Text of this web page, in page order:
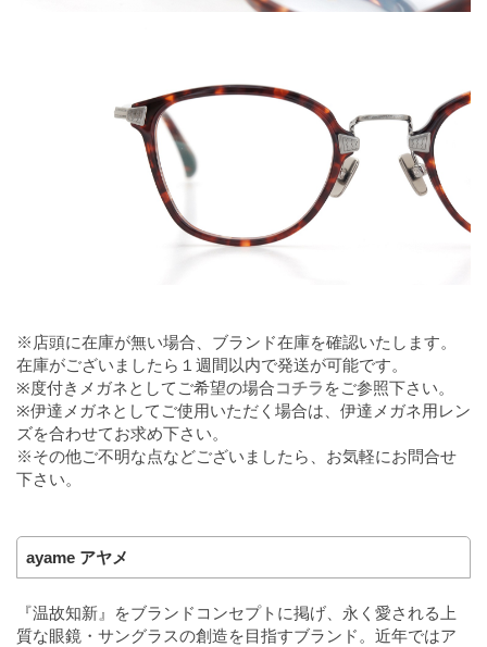
※店頭に在庫が無い場合、ブランド在庫を確認いたします。
在庫がございましたら１週間以内で発送が可能です。
※度付きメガネとしてご希望の場合コチラ をご参照下さい。
※伊達メガネとしてご使用いただく場合は、伊達メガネ用レン
ズを合わせてお求め下さい。
※その他ご不明な点などございましたら、お気軽にお問合せ
下さい。
ayame アヤメ
『温故知新』をブランドコンセプトに掲げ、永く愛される上
質な眼鏡・サングラスの創造を目指すブランド。近年ではア